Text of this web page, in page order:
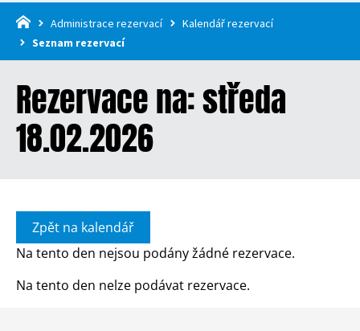
Administrace rezervací
Kalendář rezervací
Seznam rezervací
Rezervace na: středa
18.02.2026
Zpět na kalendář
Na tento den nejsou podány žádné rezervace.
Na tento den nelze podávat rezervace.